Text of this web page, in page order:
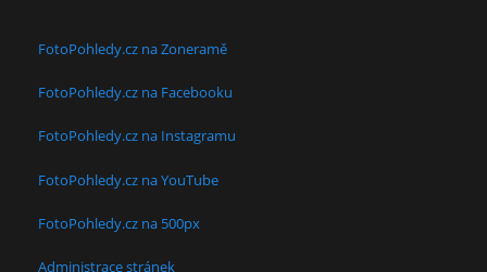
FotoPohledy.cz na Zoneramě
FotoPohledy.cz na Facebooku
FotoPohledy.cz na Instagramu
FotoPohledy.cz na YouTube
FotoPohledy.cz na 500px
Administrace stránek